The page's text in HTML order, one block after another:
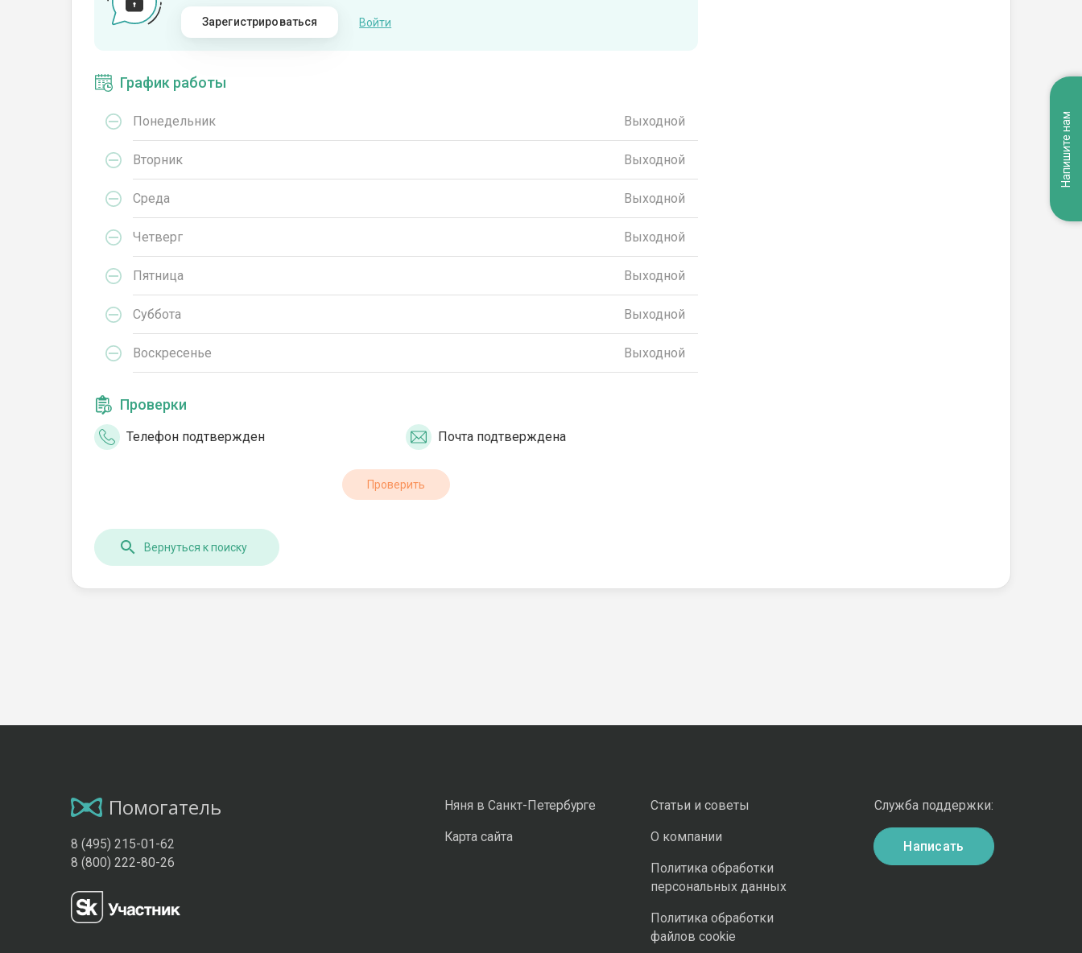
Зарегистрироваться Войти
График работы
Понедельник Выходной
Вторник Выходной
Среда Выходной
Четверг Выходной
Пятница Выходной
Суббота Выходной
Воскресенье Выходной
Проверки
Телефон подтвержден Почта подтверждена
Проверить
Вернуться к поиску
Помогатель
8 (495) 215-01-62
8 (800) 222-80-26
Няня в Санкт-Петербурге
Карта сайта
Статьи и советы
О компании
Политика обработки
персональных данных
Политика обработки
файлов cookie
Служба поддержки:
Написать
Напишите нам